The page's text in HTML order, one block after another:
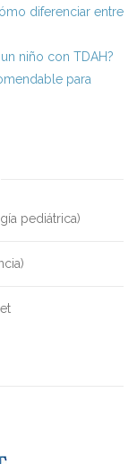
diferenciar entre
niño con TDAH?
para
pediátrica)